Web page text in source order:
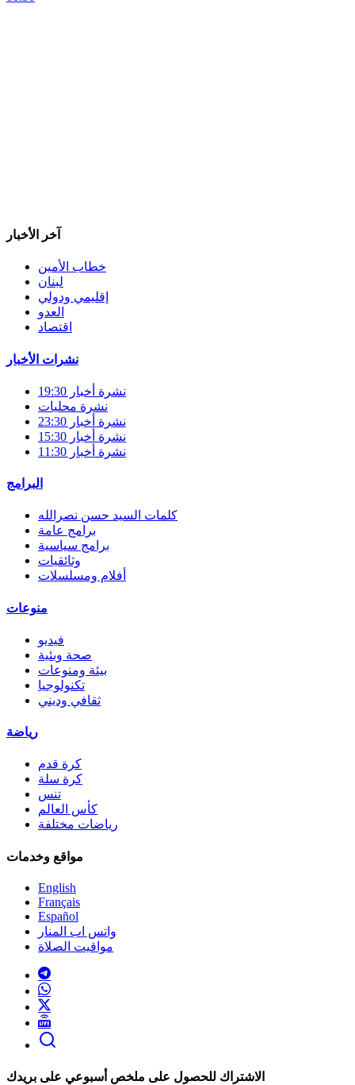
آخر الأخبار
خطاب الأمين
لبنان
إقليمي ودولي
العدو
اقتصاد
نشرات الأخبار
نشرة أخبار 19:30
نشرة محليات
نشرة أخبار 23:30
نشرة أخبار 15:30
نشرة أخبار 11:30
البرامج
كلمات السيد حسن نصرالله
برامج عامة
برامج سياسية
وثائقيات
أفلام ومسلسلات
منوعات
فيديو
صحة وبئية
بيئة ومنوعات
تكنولوجيا
ثقافي وديني
رياضة
كرة قدم
كرة سلة
تنس
كأس العالم
رياضات مختلفة
مواقع وخدمات
English
Français
Español
واتس اب المنار
مواقيت الصلاة
الاشتراك للحصول على ملخص أسبوعي على بريدك